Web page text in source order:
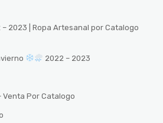
2023 | Ropa Artesanal por Catalogo
2022 – 2023
Venta Por Catalogo